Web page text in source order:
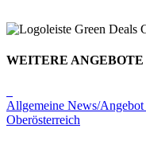
WEITERE ANGEBOTE
Allgemeine News/Angebot
Oberösterreich